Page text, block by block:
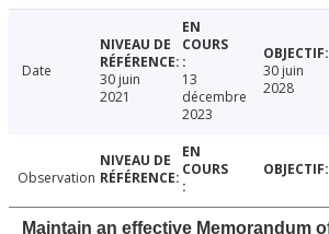
Date
30 juin
2021
13
décembre
2023
30 juin
2028
Observation
Maintain an effective Memorandum